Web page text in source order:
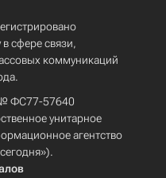
сфере связи,
коммуникаций
№ ФС77-57640
унитарное
агентство